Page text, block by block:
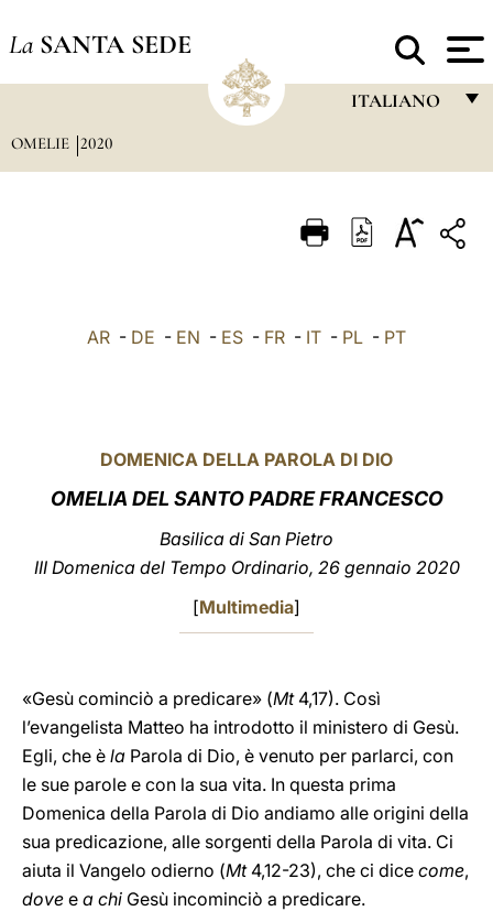
La SANTA SEDE
ITALIANO
ITALIANO
中文
OMELIE 2020
AR - DE - EN - ES - FR - IT - PL - PT
DOMENICA DELLA PAROLA DI DIO
OMELIA DEL SANTO PADRE FRANCESCO
Basilica di San Pietro
III Domenica del Tempo Ordinario, 26 gennaio 2020
[Multimedia]
«Gesù cominciò a predicare» (Mt4,17). Così
l’evangelista Matteo ha introdotto il ministero di Gesù.
Egli, che è la Parola di Dio, è venuto per parlarci, con
le sue parole e con la sua vita. In questa prima
Domenica della Parola di Dio andiamo alle origini della
sua predicazione, alle sorgenti della Parola di vita. Ci
aiuta il Vangelo odierno (Mt4,12-23), che ci dice come,
dove e a chi Gesù incominciò a predicare.